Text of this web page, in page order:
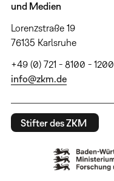
und Medien
Lorenzstraße 19
76135 Karlsruhe
+49 (0) 721 - 8100 - 1200
info@zkm.de
Stifter des ZKM